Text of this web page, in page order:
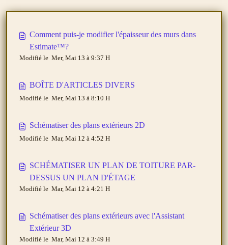
Comment puis-je modifier l'épaisseur des murs dans
Estimate™?
Modifié le Mer, Mai 13 à 9:37 H
BOÎTE D'ARTICLES DIVERS
Modifié le Mer, Mai 13 à 8:10 H
Schématiser des plans extérieurs 2D
Modifié le Mar, Mai 12 à 4:52 H
SCHÉMATISER UN PLAN DE TOITURE PAR-
DESSUS UN PLAN D'ÉTAGE
Modifié le Mar, Mai 12 à 4:21 H
Schématiser des plans extérieurs avec l'Assistant
Extérieur 3D
Modifié le Mar, Mai 12 à 3:49 H